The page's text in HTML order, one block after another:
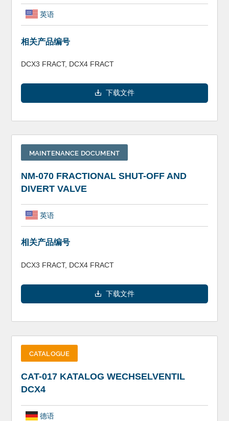
英语
相关产品编号
DCX3 FRACT, DCX4 FRACT
下载文件
MAINTENANCE DOCUMENT
NM-070 FRACTIONAL SHUT-OFF AND
DIVERT VALVE
英语
相关产品编号
DCX3 FRACT, DCX4 FRACT
下载文件
CATALOGUE
CAT-017 KATALOG WECHSELVENTIL
DCX4
德语